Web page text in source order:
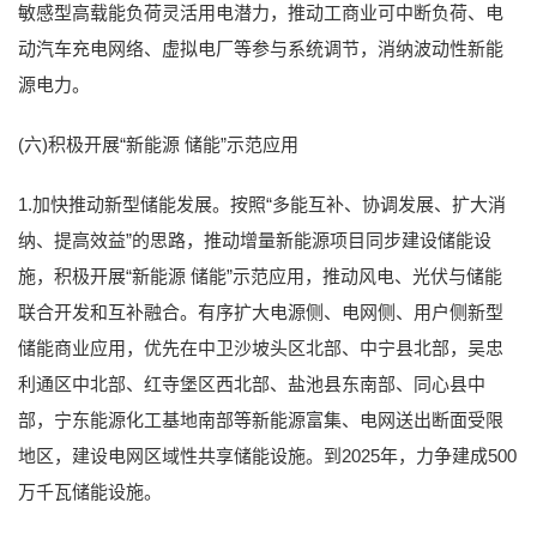
敏感型高载能负荷灵活用电潜力，推动工商业可中断负荷、电
动汽车充电网络、虚拟电厂等参与系统调节，消纳波动性新能
源电力。
(六)积极开展“新能源 储能”示范应用
1.加快推动新型储能发展。按照“多能互补、协调发展、扩大消
纳、提高效益”的思路，推动增量新能源项目同步建设储能设
施，积极开展“新能源 储能”示范应用，推动风电、光伏与储能
联合开发和互补融合。有序扩大电源侧、电网侧、用户侧新型
储能商业应用，优先在中卫沙坡头区北部、中宁县北部，吴忠
利通区中北部、红寺堡区西北部、盐池县东南部、同心县中
部，宁东能源化工基地南部等新能源富集、电网送出断面受限
地区，建设电网区域性共享储能设施。到2025年，力争建成500
万千瓦储能设施。